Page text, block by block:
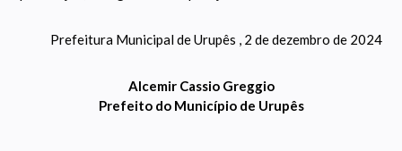
Prefeitura Municipal de Urupês , 2 de dezembro de 2024
Alcemir Cassio Greggio
Prefeito do Município de Urupês